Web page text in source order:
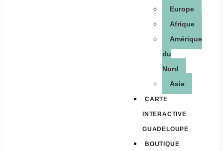
Europe
Afrique
Amérique
du
Nord
Asie
CARTE
INTERACTIVE
GUADELOUPE
BOUTIQUE